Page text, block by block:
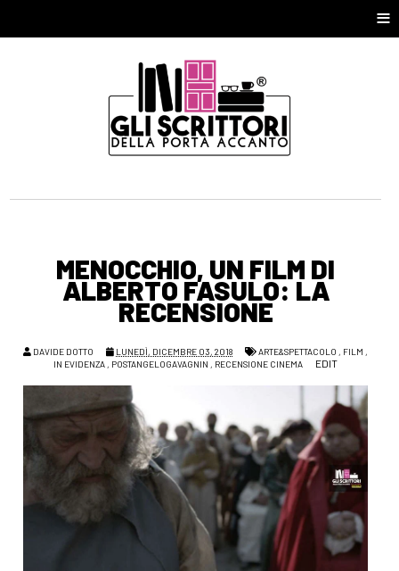
≡
MENOCCHIO, UN FILM DI
ALBERTO FASULO: LA
RECENSIONE
DAVIDE DOTTO LUNEDÌ, DICEMBRE 03, 2018 ARTE&SPETTACOLO , FILM ,
IN EVIDENZA , POSTANGELOGAVAGNIN , RECENSIONE CINEMA EDIT